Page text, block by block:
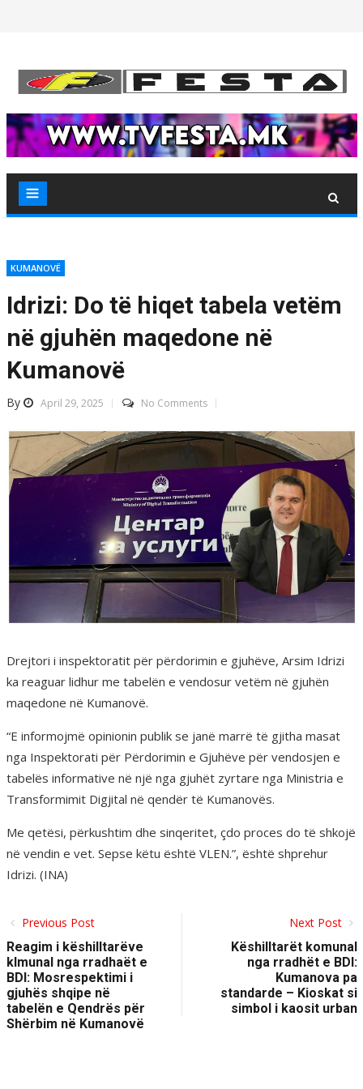
KUMANOVË
Idrizi: Do të hiqet tabela vetëm
në gjuhën maqedone në
Kumanovë
By April 29, 2025 No Comments
Drejtori i inspektoratit për përdorimin e gjuhëve, Arsim Idrizi
ka reaguar lidhur me tabelën e vendosur vetëm në gjuhën
maqedone në Kumanovë.
“E informojmë opinionin publik se janë marrë të gjitha masat
nga Inspektorati për Përdorimin e Gjuhëve për vendosjen e
tabelës informative në një nga gjuhët zyrtare nga Ministria e
Transformimit Digjital në qendër të Kumanovës.
Me qetësi, përkushtim dhe sinqeritet, çdo proces do të shkojë
në vendin e vet. Sepse këtu është VLEN.”, është shprehur
Idrizi. (INA)
Previous Post
Reagim i këshilltarëve
klmunal nga rradhaët e
BDI: Mosrespektimi i
gjuhës shqipe në
tabelën e Qendrës për
Shërbim në Kumanovë
Next Post
Këshilltarët komunal
nga rradhët e BDI:
Kumanova pa
standarde – Kioskat si
simbol i kaosit urban